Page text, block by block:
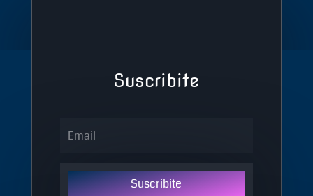
Suscribite
Suscribite